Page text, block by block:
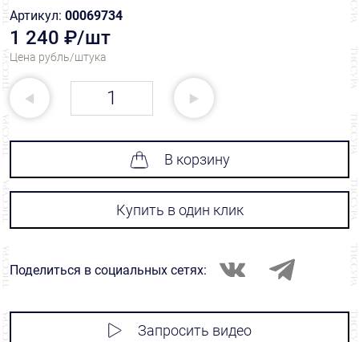
Артикул: 00069734
1 240 ₽/шт
Цена рубль/штука
В корзину
Купить в один клик
Поделиться в социальных сетях:
Запросить видео